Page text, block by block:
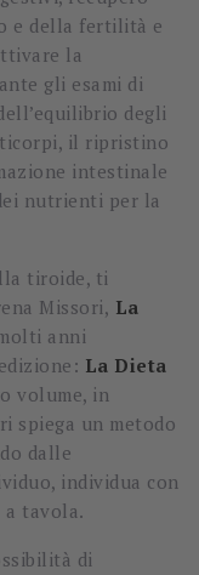
e della fertilità e
la
gli esami di
degli
il ripristino
intestinale
nutrienti per la
tiroide, ti
Missori, La
anni
La Dieta
volume, in
spiega un metodo
dalle
individua con
tavola.
di